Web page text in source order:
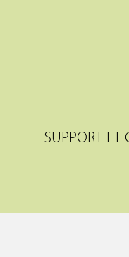
SUPPORT ET